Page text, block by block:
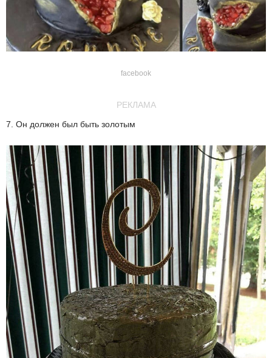
facebook
РЕКЛАМА
7. Он должен был быть золотым